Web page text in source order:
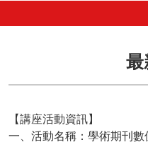
最
【講座活動資訊】
一、活動名稱：學術期刊